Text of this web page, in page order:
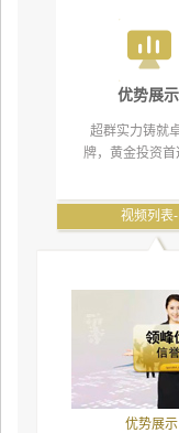
优势展示
超群实力铸就
牌，黄金投资首
视频列表-
优势展